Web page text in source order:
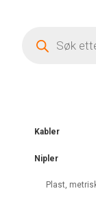
search
Kabler
Nipler
Plast,